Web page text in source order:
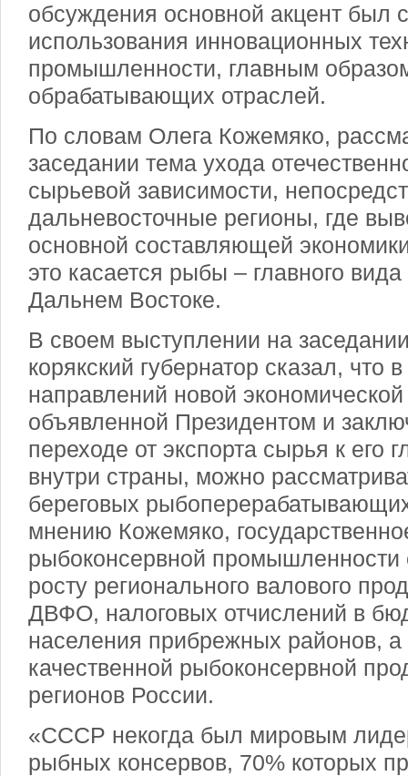
обсуждения основной акцент был
использования инновационных
промышленности, главным
обрабатывающих отраслей.
По словам Олега Кожемяко,
заседании тема ухода
сырьевой зависимости,
дальневосточные регионы, где
основной составляющей
это касается рыбы – главного
Дальнем Востоке.
В своем выступлении на
корякский губернатор сказал, что
направлений новой
объявленной Президентом и
переходе от экспорта сырья к его
внутри страны, можно
береговых
мнению Кожемяко,
рыбоконсервной промышленности
росту регионального валового
ДВФО, налоговых отчислений в
населения прибрежных районов,
качественной рыбоконсервной
регионов России.
«СССР некогда был мировым
рыбных консервов, 70% которых